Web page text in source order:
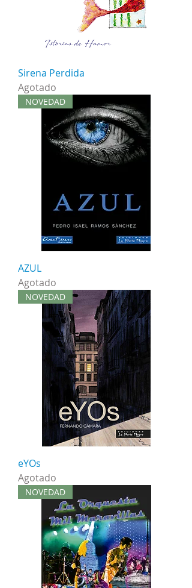
Sirena Perdida
Agotado
NOVEDAD
AZUL
Agotado
NOVEDAD
eYOs
Agotado
NOVEDAD